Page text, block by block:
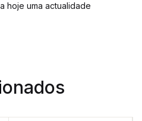
hoje uma actualidade